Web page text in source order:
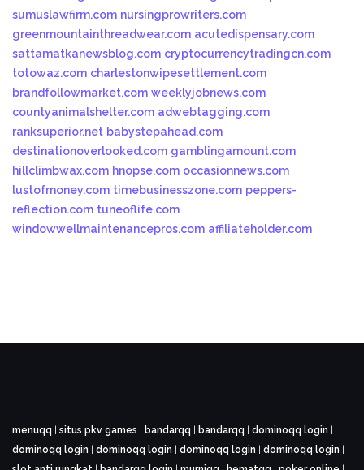
sumuslawfirm.com nursingprowriters.com
greenmountainthreadwear.com acutedispensary.com
sattamatkanewsblog.com cryptocurrencytradingcn.com
totowaz.com charlestonwipesettlement.com
brandfollowmarket.com weeklyjobnews.com
countyanimalshelter.com adwebtagging.com
ranksuperior.net babystepahead.com
destinationoverlooked.com gamblingamount.com
hillclimbwax.com hnopse.com occasionnews.com
lustofmoney.com timebusinesszone.com peppers-
reflection.com tuneoflife.com
windowwellmaintenancepros.com affiliateholder.com
menuqq situs pkv games bandarqq bandarqq dominoqq login
dominoqq login
dominoqq login dominoqq login dominoqq login